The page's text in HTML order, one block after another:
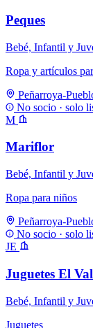
Peques
Bebé, Infantil y
Ropa y artículos
Peñarroya-
No socio · solo
M
Mariflor
Bebé, Infantil y
Ropa para niños
Peñarroya-
No socio · solo
JE
Juguetes El
Bebé, Infantil y
Juguetes